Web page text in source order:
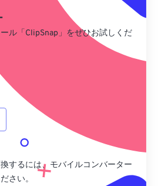
ル「ClipSnap」をぜひお試しくだ
するには、モバイルコンバーター
さい。